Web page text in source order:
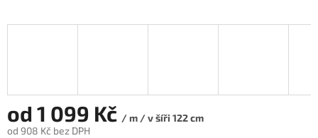
od 1 099 Kč / m / v šíři 122 cm
od 908 Kč bez DPH